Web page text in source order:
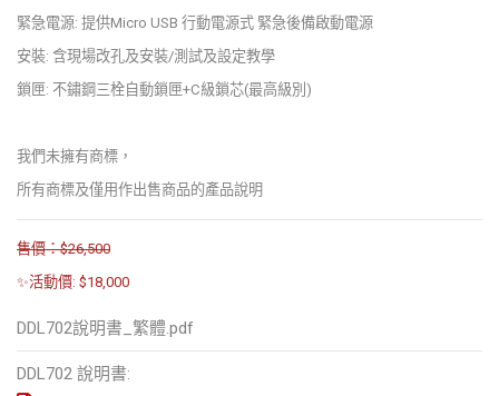
緊急電源: 提供Micro USB 行動電源式 緊急後備啟動電源
安裝: 含現場改孔及安裝/測試及設定教學
鎖匣: 不鏽鋼三栓自動鎖匣+C級鎖芯(最高級別)
我們未擁有商標，
所有商標及僅用作出售商品的產品說明
售價：$26,500
✨活動價: $18,000
DDL702說明書_繁體.pdf
DDL702 說明書: